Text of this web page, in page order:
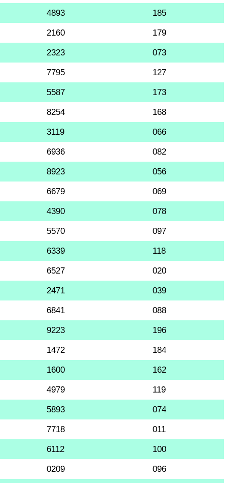
4893 185
2160 179
2323 073
7795 127
5587 173
8254 168
3119 066
6936 082
8923 056
6679 069
4390 078
5570 097
6339 118
6527 020
2471 039
6841 088
9223 196
1472 184
1600 162
4979 119
5893 074
7718 011
6112 100
0209 096